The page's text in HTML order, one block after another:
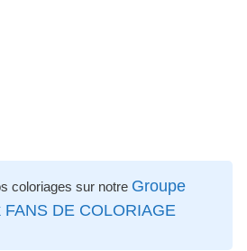
coloriages sur notre Groupe
FANS DE COLORIAGE